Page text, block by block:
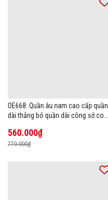
OE668: Quần âu nam cao cấp quần
dài thẳng bó quần dài công sở co
560.000₫
770.000₫